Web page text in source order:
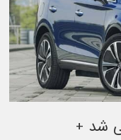
شد +